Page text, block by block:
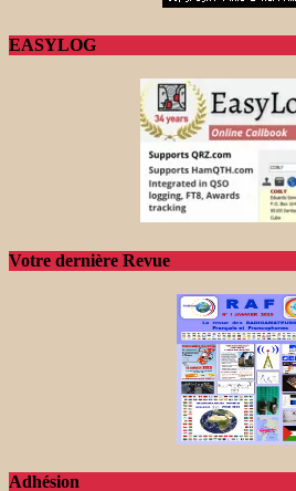
EASYLOG
Votre dernière Revue
Adhésion